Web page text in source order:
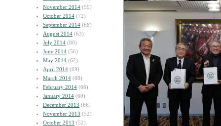
November 2014 (59)
October 2014 (72)
September 2014 (68)
August 2014 (63)
July 2014 (80)
June 2014 (56)
May 2014 (62)
April 2014 (69)
March 2014 (88)
February 2014 (66)
January 2014 (60)
December 2013 (66)
November 2013 (52)
October 2013 (52)